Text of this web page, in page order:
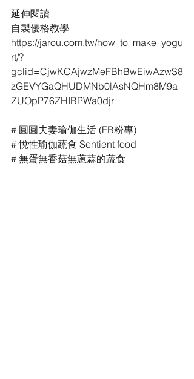
延伸閱讀
自製優格教學
https://jarou.com.tw/how_to_make_yogu
rt/?
gclid=CjwKCAjwzMeFBhBwEiwAzwS8
zGEVYGaQHUDMNb0lAsNQHm8M9a
ZUOpP76ZHIBPWa0djr
# 圓圓夫妻瑜伽生活 (FB粉專)
# 悅性瑜伽蔬食 Sentient food
# 無蛋無香菇無蔥蒜的蔬食